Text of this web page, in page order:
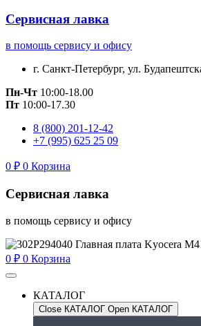
Сервисная лавка
в помощь сервису и офису
г. Санкт-Петербург, ул.
Пн-Чт 10:00-18.00
Пт 10:00-17.30
8 (800) 201-12-42
+7 (995) 625 25 09
0 ₽ 0 Корзина
Сервисная лавка
в помощь сервису и офису
0 ₽ 0 Корзина
КАТАЛОГ
Close КАТАЛОГ Open КАТАЛОГ